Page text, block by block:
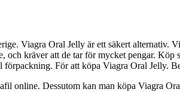
Viagra Oral Jelly är ett säkert alternativ.
kräver att de tar för mycket pengar.
För att köpa Viagra Oral Jelly.
online. Dessutom kan man köpa Viagra